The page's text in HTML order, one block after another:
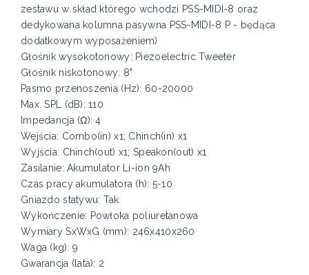
zestawu w skład którego wchodzi PSS-MIDI-8 oraz
dedykowana kolumna pasywna PSS-MIDI-8 P - będąca
dodatkowym wyposażeniem)
Głośnik wysokotonowy: Piezoelectric Tweeter
Głośnik niskotonowy: 8"
Pasmo przenoszenia (Hz): 60-20000
Max. SPL (dB): 110
Impedancja (Ω): 4
Wejścia: Combo(in) x1; Chinch(in) x1
Wyjścia: Chinch(out) x1; Speakon(out) x1
Zasilanie: Akumulator Li-ion 9Ah
Czas pracy akumulatora (h): 5-10
Gniazdo statywu: Tak
Wykończenie: Powłoka poliuretanowa
Wymiary SxWxG (mm): 246x410x260
Waga (kg): 9
Gwarancja (lata): 2